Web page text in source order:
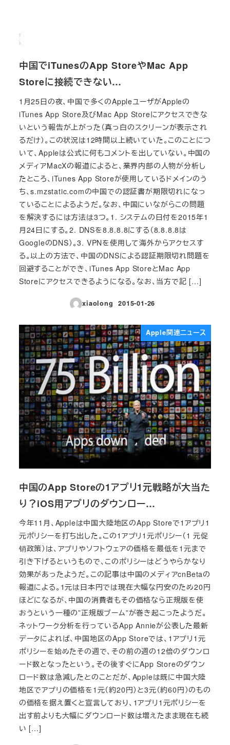
中国でiTunesのApp StoreやMac App
Storeに接続できない…
1月25日の夜、中国で多くのAppleユーザがAppleの
iTunes App Store及びMac App Storeにアクセスできな
いという報告が上がった（真っ白のスクリーンが表示され
るだけ）。この状況は12時間以上続いていた。このことにつ
いて、Appleは公式に何もコメントを出していない。中国の
メディアMacXの報道によると、業界内部の人物が分析し
たところ、iTunes App Storeが使用しているドメインのう
ち、s.mzstatic.comの中国での認証書が期限切れになっ
ていることによるようだ。なお、中国にいながらこの問題
を解決するには方法は3つ。1. システムの日付を2015年1
月24日にする。2. DNSを8.8.8.8にする（8.8.8.8は
GoogleのDNS）。3. VPNを使用して海外からアクセスす
る。以上の方法で、中国のDNSによる認証期限切れ問題を
回避することができ、iTunes App StoreとMac App
Storeにアクセスできるようになる。なお、当方で記 […]
xiaolong
投稿日
2015-01-26
Apple関連ニュース
中国のApp Storeの1アプリ1元戦略が大当た
り？iOS用アプリのダウンロー…
今年11月、Appleは中国大陸地区のApp Storeで1アプリ1
元ポリシーを打ち出した。この1アプリ1元ポリシー（1 元促
销政策）は、アプリやソフトウェアの価格を最低を1元まで
引き下げるというもので、このポリシーはどうやらかなり
効果があったようだ。この記事は中国のメディアcnBetaの
報道による。1元は日本円では現在大幅な円安のため20円
ほどになるが、中国の消費者もその価格なら正規版を使
おうという一種の”正規版ブーム”が巻き起こったようだ。
ネットワーク分析を行っているApp Annieが公表した最新
データによれば、中国地区のApp Storeでは、1アプリ1元
ポリシーを始めたその週で、その前の週の12倍のダウンロ
ード数となったという。その後すぐにApp Storeのダウン
ロード数は急減したとのことだが、Appleは既に中国大陸
地区でアプリの価格を1元（約20円）と3元（約60円）のもの
の価格を据え置くと宣言しており、1アプリ1元ポリシーを
出す前よりも大幅にダウンロード数は増えたまま現在も続
い […]